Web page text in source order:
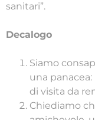
sanitari”.
Decalogo
Siamo
una
di visita da
Chiediamo